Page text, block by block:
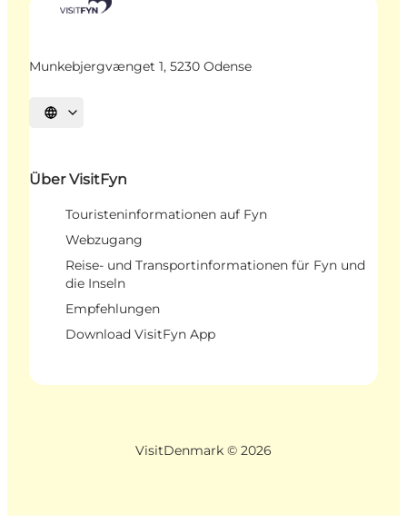
Munkebjergvænget 1, 5230 Odense
Sprache auswählen
Über VisitFyn
Touristeninformationen auf Fyn
Webzugang
Reise- und Transportinformationen für Fyn und
die Inseln
Empfehlungen
Download VisitFyn App
VisitDenmark © 2026